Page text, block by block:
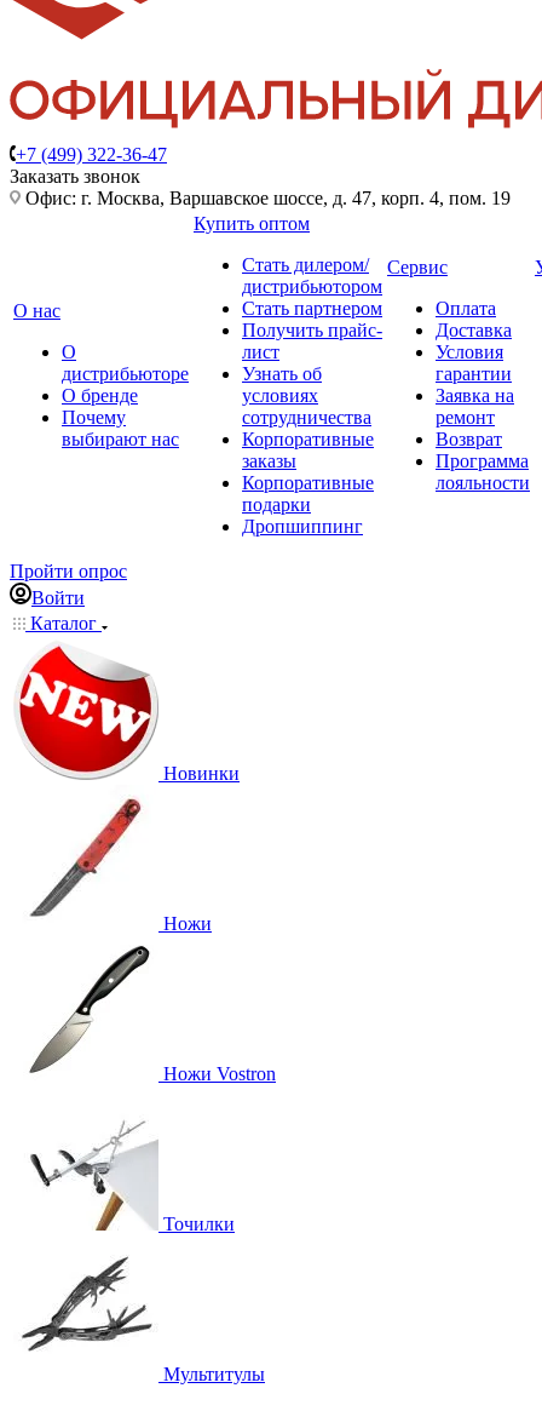
+7 (499) 322-36-47
Заказать звонок
Офис: г. Москва, Варшавское шоссе, д. 47, корп. 4, пом. 19
О нас
О
дистрибьюторе
О бренде
Почему
выбирают нас
Купить оптом
Стать дилером/
дистрибьютором
Стать партнером
Получить прайс-
лист
Узнать об
условиях
сотрудничества
Корпоративные
заказы
Корпоративные
подарки
Дропшиппинг
Сервис
Оплата
Доставка
Условия
гарантии
Заявка на
ремонт
Возврат
Программа
лояльности
Пройти опрос
Войти
Каталог
Новинки
Ножи
Ножи Vostron
Точилки
Мультитулы